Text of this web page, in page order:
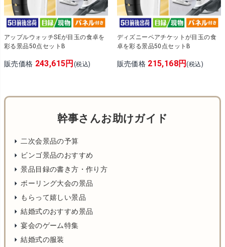
アップルウォッチSEが目玉の食卓を
彩る景品50点セットB
販売価格 243,615円 (税込)
ディズニーペアチケットが目玉の食
卓を彩る景品50点セットB
販売価格 215,168円(税込)
幹事さんお助けガイド
二次会景品の予算
ビンゴ景品のおすすめ
景品目録の書き方・作り方
ボーリング大会の景品
もらって嬉しい景品
結婚式のおすすめ景品
宴会のゲーム特集
結婚式の服装